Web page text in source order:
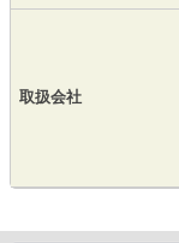
取扱会社